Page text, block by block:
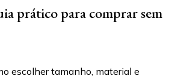
prático para comprar sem
escolher tamanho, material e